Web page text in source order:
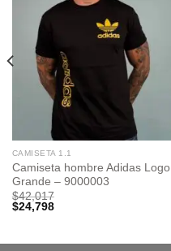
CAMISETA 1.1
Camiseta hombre Adidas Logo
Grande – 9000003
$42,017
$24,798